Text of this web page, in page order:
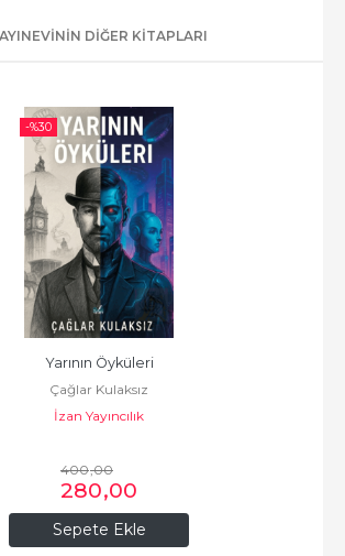
DIĞER KITAPLARI
-%30
Sepete Ekle
Yarının Öyküleri
Çağlar Kulaksız
İzan Yayıncılık
400,00
280,00